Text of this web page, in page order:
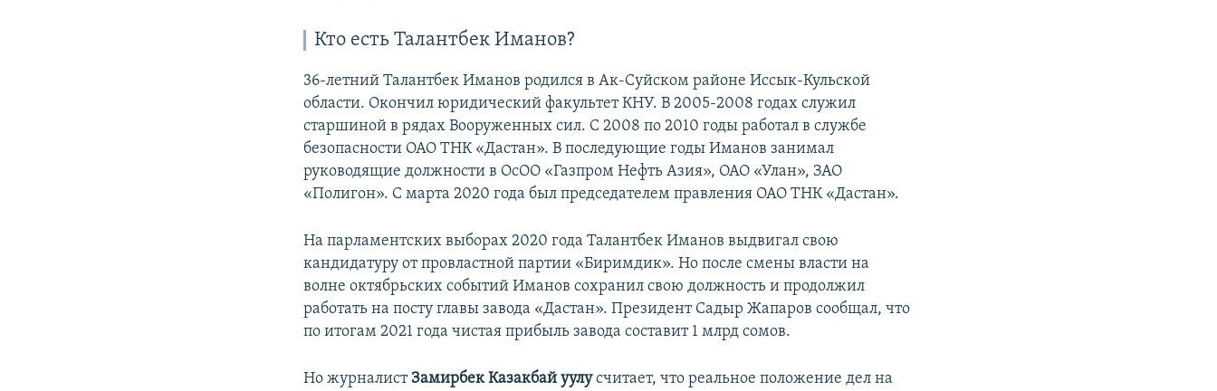
Кто есть Талантбек Иманов?
36-летний Талантбек Иманов родился в Ак-Суйском районе Иссык-Кульской
области. Окончил юридический факультет КНУ. В 2005-2008 годах служил
старшиной в рядах Вооруженных сил. С 2008 по 2010 годы работал в службе
безопасности ОАО ТНК «Дастан». В последующие годы Иманов занимал
руководящие должности в ОсОО «Газпром Нефть Азия», ОАО «Улан», ЗАО
«Полигон». С марта 2020 года был председателем правления ОАО ТНК «Дастан».
На парламентских выборах 2020 года Талантбек Иманов выдвигал свою
кандидатуру от провластной партии «Биримдик». Но после смены власти на
волне октябрьских событий Иманов сохранил свою должность и продолжил
работать на посту главы завода «Дастан». Президент Садыр Жапаров сообщал, что
по итогам 2021 года чистая прибыль завода составит 1 млрд сомов.
Но журналист Замирбек Казакбай уулусчитает, что реальное положение дел на